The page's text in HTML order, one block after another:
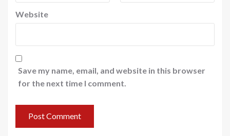
Website
Save my name, email, and website in this browser
for the next time I comment.